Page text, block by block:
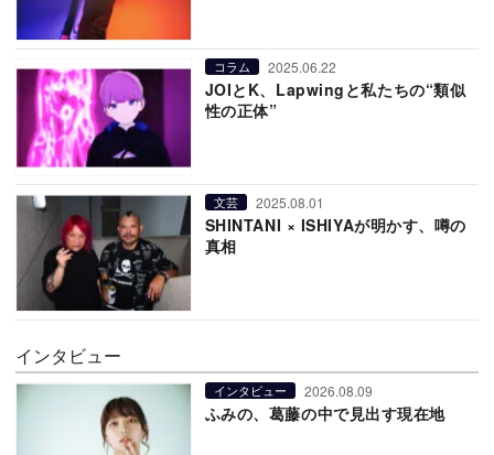
コラム 2025.06.22
JOIとK、Lapwingと私たちの“類似
性の正体”
文芸 2025.08.01
SHINTANI × ISHIYAが明かす、噂の
真相
インタビュー
インタビュー 2026.08.09
ふみの、葛藤の中で見出す現在地